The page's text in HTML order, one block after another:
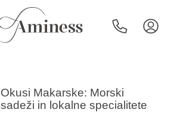
Okusi Makarske: Morski
sadeži in lokalne specialitete